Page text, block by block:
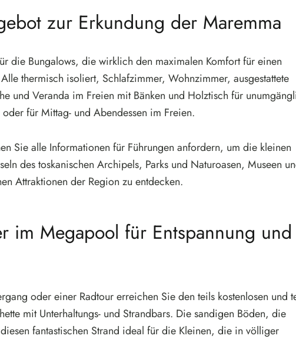
zur Erkundung der Maremma
die Bungalows, die wirklich den maximalen Komfort für einen
thermisch isoliert, Schlafzimmer, Wohnzimmer, ausgestattete
und Veranda im Freien mit Bänken und Holztisch für
für Mittag- und Abendessen im Freien.
Sie alle Informationen für Führungen anfordern, um die kleinen
des toskanischen Archipels, Parks und Naturoasen, Museen
Attraktionen der Region zu entdecken.
im Megapool für Entspannung und
oder einer Radtour erreichen Sie den teils kostenlosen und
mit Unterhaltungs- und Strandbars. Die sandigen Böden, die
fantastischen Strand ideal für die Kleinen, die in völliger